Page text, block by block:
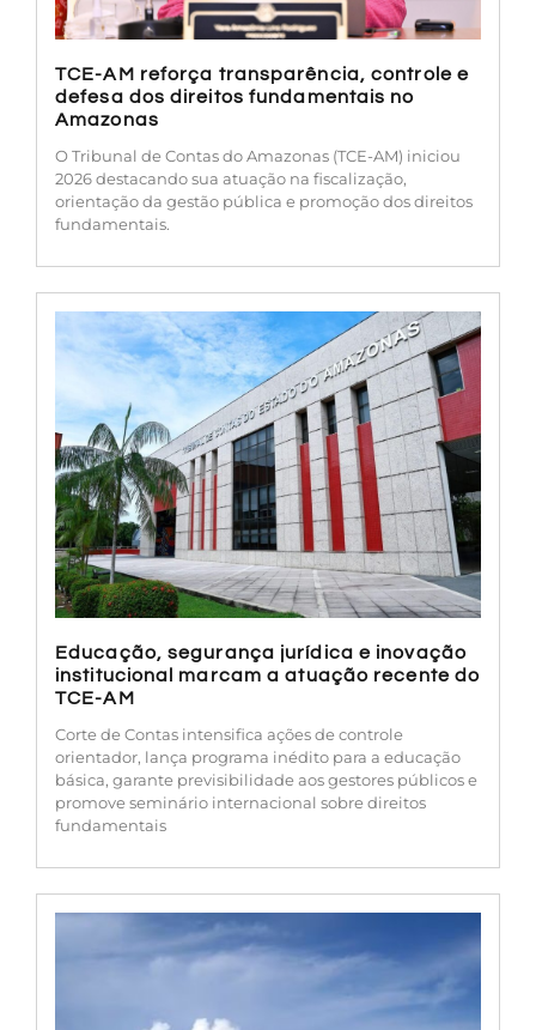
TCE-AM reforça transparência, controle e
defesa dos direitos fundamentais no
Amazonas
O Tribunal de Contas do Amazonas (TCE-AM) iniciou
2026 destacando sua atuação na fiscalização,
orientação da gestão pública e promoção dos direitos
fundamentais.
Educação, segurança jurídica e inovação
institucional marcam a atuação recente do
TCE-AM
Corte de Contas intensifica ações de controle
orientador, lança programa inédito para a educação
básica, garante previsibilidade aos gestores públicos e
promove seminário internacional sobre direitos
fundamentais